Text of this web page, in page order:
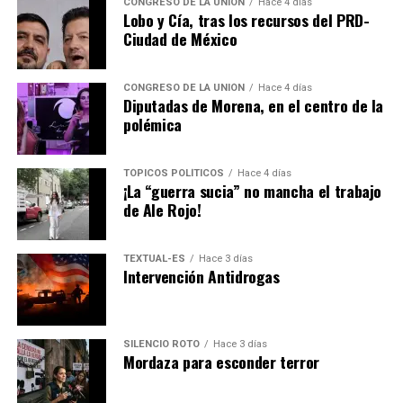
Lobo y Cía, tras los recursos del PRD-
Ciudad de México
CONGRESO DE LA UNIÓN Hace 4 días
Diputadas de Morena, en el centro de la
polémica
TÓPICOS POLÍTICOS Hace 4 días
¡La “guerra sucia” no mancha el trabajo
de Ale Rojo!
TEXTUAL-ES Hace 3 días
Intervención Antidrogas
SILENCIO ROTO Hace 3 días
Mordaza para esconder terror